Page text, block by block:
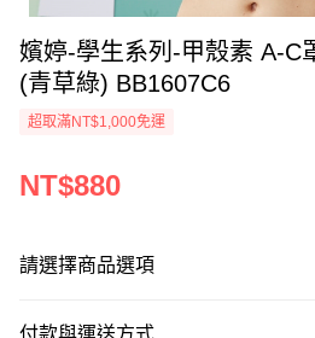
嬪婷-學生系列-甲殼素 A-C
(青草綠) BB1607C6
超取滿NT$1,000免運
NT$880
請選擇商品選項
付款與運送方式